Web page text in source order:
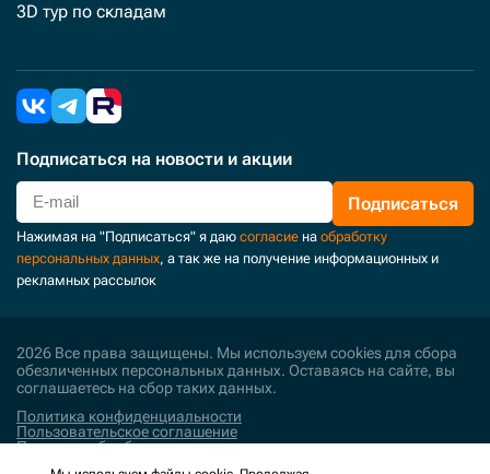
3D тур по складам
Подписаться на новости и акции
Подписаться
Нажимая на "Подписаться" я даю согласие на обработку
персональных данных, а так же на получение информационных и
рекламных рассылок
2026 Все права защищены. Мы используем cookies для сбора
обезличенных персональных данных. Оставаясь на сайте, вы
соглашаетесь на сбор таких данных.
Политика конфиденциальности
Пользовательское соглашение
Политика обработки персональных данных